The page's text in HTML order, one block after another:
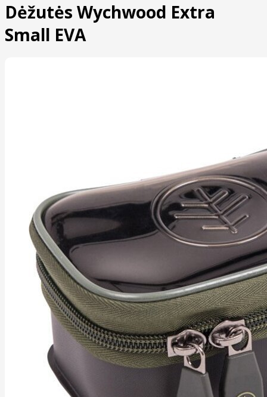
Dėžutės Wychwood Extra
Small EVA